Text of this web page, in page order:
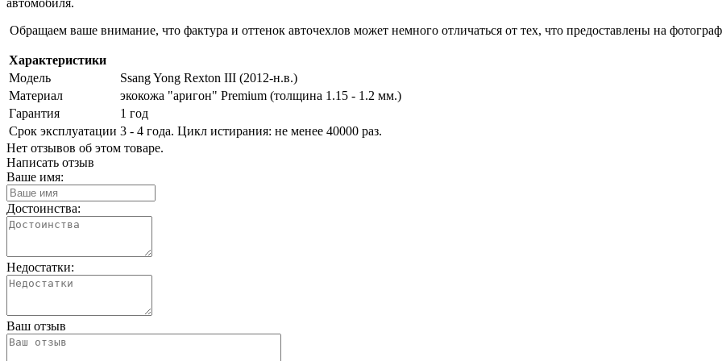
Обращаем ваше внимание, что фактура и оттенок авточехлов может немного отличаться от тех, что предоставлены на
Характеристики
Модель
Ssang Yong Rexton III (2012-н.в.)
Материал
экокожа "аригон" Premium (толщина 1.15 - 1.2 мм.)
Гарантия
1 год
Срок эксплуатации 3 - 4 года. Цикл истирания: не менее 40000 раз.
Нет отзывов об этом товаре.
Написать отзыв
Ваше имя:
Достоинства:
Недостатки:
Ваш отзыв